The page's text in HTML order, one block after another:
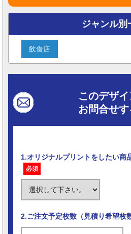
ジャンル別
飲食店
このデザ
お問合せす
1.オリジナルプリントをしたい商
必須
2.ご注文予定枚数（見積り希望枚数